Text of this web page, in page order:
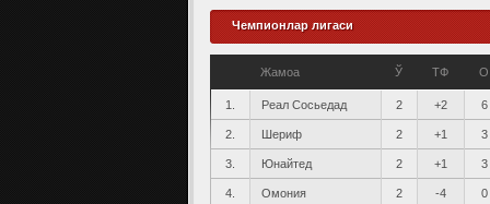
Чемпионлар лигаси
Жамоа Ў ТФ О
1. Реал Сосьедад 2 +2 6
2. Шериф 2 +1 3
3. Юнайтед 2 +1 3
4. Омония 2 -4 0